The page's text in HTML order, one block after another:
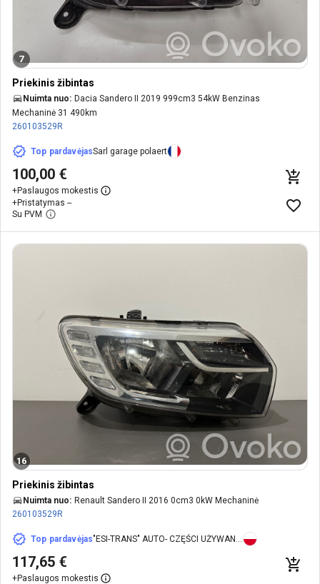
7
Priekinis žibintas
Nuimta nuo: Dacia Sandero II 2019 999cm3 54kW Benzinas
Mechaninė 31 490km
260103529R
Top pardavėjasSarl garage polaert
100,00 €
+Paslaugos mokestis
+Pristatymas --
Su PVM
16
Priekinis žibintas
Nuimta nuo: Renault Sandero II 2016 0cm3 0kW Mechaninė
260103529R
Top pardavėjas
117,65 €
+Paslaugos mokestis